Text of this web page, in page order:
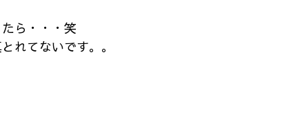
ら・・・笑
れてないです。。